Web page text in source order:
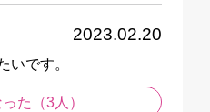
2023.02.20
た（3人）